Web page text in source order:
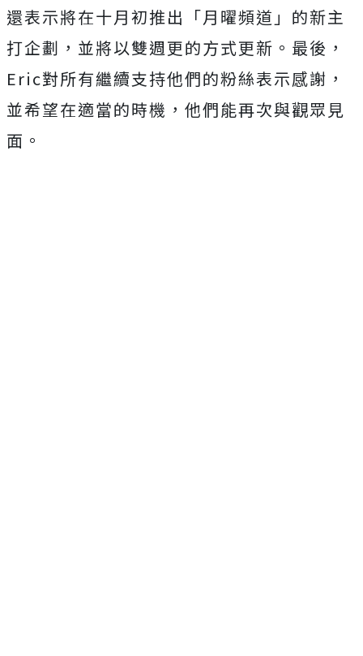
還表示將在十月初推出「月曜頻道」的新主
打企劃，並將以雙週更的方式更新。最後，
Eric對所有繼續支持他們的粉絲表示感謝，
並希望在適當的時機，他們能再次與觀眾見
面。